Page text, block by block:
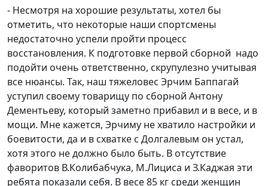
- Несмотря на хорошие результаты, хотел бы
отметить, что некоторые наши спортсмены
недостаточно успели пройти процесс
восстановления. К подготовке первой сборной надо
подойти очень ответственно, скрупулезно учитывая
все нюансы. Так, наш тяжеловес Эрчим Баппагай
уступил своему товарищу по сборной Антону
Дементьеву, который заметно прибавил и в весе, и в
мощи. Мне кажется, Эрчиму не хватило настройки и
боевитости, да и в схватке с Долгалевым он устал,
хотя этого не должно было быть. В отсутствие
фаворитов В.Колибабчука, М.Лициса и З.Каджая эти
ребята показали себя. В весе 85 кг среди женщин